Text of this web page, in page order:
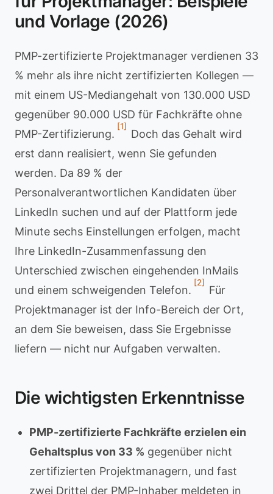
und Vorlage (2026)
PMP-zertifizierte Projektmanager verdienen 33
% mehr als ihre nicht zertifizierten Kollegen —
mit einem US-Mediangehalt von 130.000 USD
gegenüber 90.000 USD für Fachkräfte ohne
PMP-Zertifizierung.
[1]
Doch das Gehalt wird
erst dann realisiert, wenn Sie gefunden
werden. Da 89 % der
Personalverantwortlichen Kandidaten über
LinkedIn suchen und auf der Plattform jede
Minute sechs Einstellungen erfolgen, macht
Ihre LinkedIn-Zusammenfassung den
Unterschied zwischen eingehenden InMails
und einem schweigenden Telefon.
[2]
Für
Projektmanager ist der Info-Bereich der Ort,
an dem Sie beweisen, dass Sie Ergebnisse
liefern — nicht nur Aufgaben verwalten.
Die wichtigsten Erkenntnisse
PMP-zertifizierte Fachkräfte erzielen ein
Gehaltsplus von 33 % gegenüber nicht
zertifizierten Projektmanagern, und fast
zwei Drittel der PMP-Inhaber meldeten in